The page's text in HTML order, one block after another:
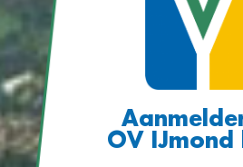
OV IJmond